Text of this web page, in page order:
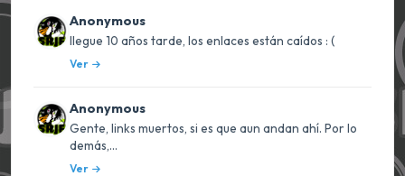
Anonymous
llegue 10 años tarde, los enlaces están caídos : (
Ver
Anonymous
Gente, links muertos, si es que aun andan ahí. Por lo
demás,...
Ver